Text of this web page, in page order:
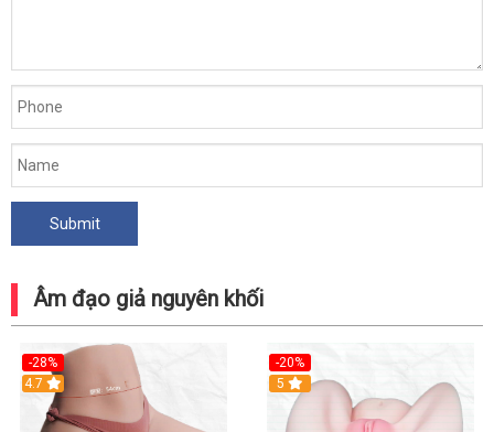
Âm đạo giả nguyên khối
-28%
4.7
-20%
Hot
5